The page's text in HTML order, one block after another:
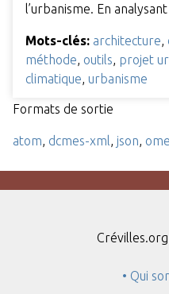
l’urbanisme. En
Mots-clés: architecture
méthode outils projet
climatique urbanisme
Formats de sortie
atom dcmes-xml json
• Qui